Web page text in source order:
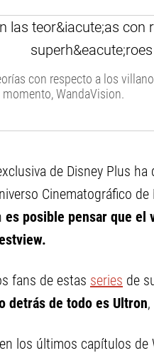
con respecto a los
WandaVision.
de Disney Plus
Cinematográfico
es posible pensar que el
fans de estas series de
detrás de todo es Ultron
los últimos capítulos de